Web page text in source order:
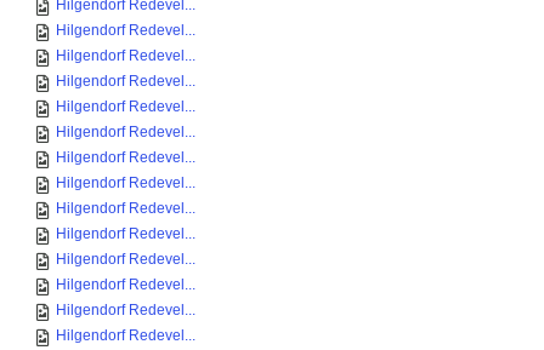
Hilgendorf Redevel...
Hilgendorf Redevel...
Hilgendorf Redevel...
Hilgendorf Redevel...
Hilgendorf Redevel...
Hilgendorf Redevel...
Hilgendorf Redevel...
Hilgendorf Redevel...
Hilgendorf Redevel...
Hilgendorf Redevel...
Hilgendorf Redevel...
Hilgendorf Redevel...
Hilgendorf Redevel...
Hilgendorf Redevel...